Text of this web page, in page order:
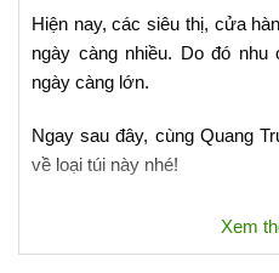
Hiện nay, các siêu thị, cửa
ngày càng nhiều. Do đó
ngày càng lớn.
Ngay sau đây, cùng Quang
về loại túi này nhé!
Tại Sao phải Làm TÚI XỐP
Xem